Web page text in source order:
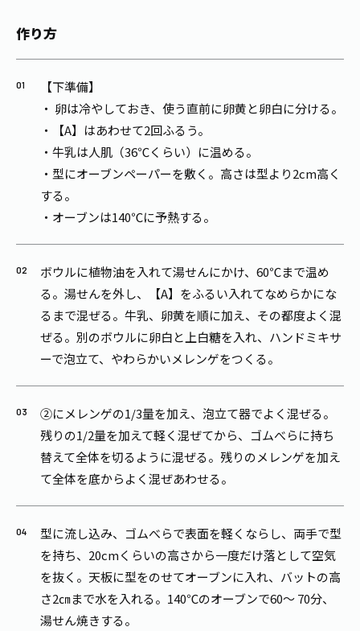
作り方
【下準備】
・ 卵は冷やしておき、使う直前に卵黄と卵白に分ける。
・【A】はあわせて2回ふるう。
・牛乳は人肌（36℃くらい）に温める。
・型にオーブンペーパーを敷く。高さは型より2cm高く
する。
・オーブンは140℃に予熱する。
ボウルに植物油を入れて湯せんにかけ、60℃まで温め
る。湯せんを外し、【A】をふるい入れてなめらかにな
るまで混ぜる。牛乳、卵黄を順に加え、その都度よく混
ぜる。別のボウルに卵白と上白糖を入れ、ハンドミキサ
ーで泡立て、やわらかいメレンゲをつくる。
②にメレンゲの1/3量を加え、泡立て器でよく混ぜる。
残りの1/2量を加えて軽く混ぜてから、ゴムべらに持ち
替えて全体を切るように混ぜる。残りのメレンゲを加え
て全体を底からよく混ぜあわせる。
型に流し込み、ゴムべらで表面を軽くならし、両手で型
を持ち、20cmくらいの高さから一度だけ落として空気
を抜く。天板に型をのせてオーブンに入れ、バットの高
さ2㎝まで水を入れる。140℃のオーブンで60～ 70分、
湯せん焼きする。